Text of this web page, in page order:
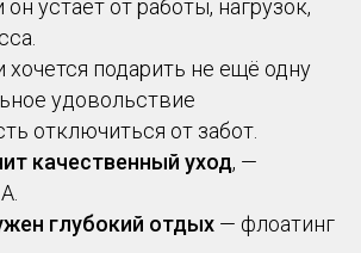
устает от работы, нагрузок,
хочется подарить не ещё одну
удовольствие
отключиться от забот.
качественный уход, —
глубокий отдых — флоатинг